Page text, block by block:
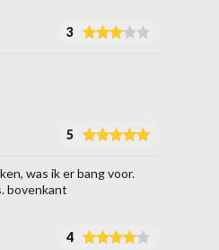
3
5
was ik er bang voor.
bovenkant
4